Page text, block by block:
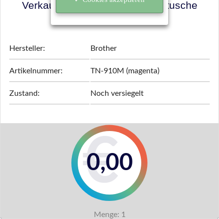
Verkaufspreis für Ihre Tonerkartusche
ermitteln!
Hersteller: Brother
Artikelnummer: TN-910M (magenta)
Zustand: Noch versiegelt
0,00
Menge: 1